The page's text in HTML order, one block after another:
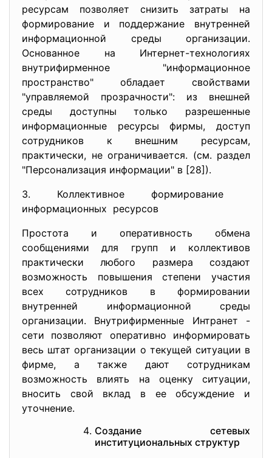
ресурсам позволяет снизить затраты на
формирование и поддержание внутренней
информационной среды организации.
Основанное на Интернет-технологиях
внутрифирменное "информационное
пространство" обладает свойствами
"управляемой прозрачности": из внешней
среды доступны только разрешенные
информационные ресурсы фирмы, доступ
сотрудников к внешним ресурсам,
практически, не ограничивается. (см. раздел
"Персонализация информации" в [28]).
3. Коллективное формирование
информационных ресурсов
Простота и оперативность обмена
сообщениями для групп и коллективов
практически любого размера создают
возможность повышения степени участия
всех сотрудников в формировании
внутренней информационной среды
организации. Внутрифирменные Интранет -
сети позволяют оперативно информировать
весь штат организации о текущей ситуации в
фирме, а также дают сотрудникам
возможность влиять на оценку ситуации,
вносить свой вклад в ее обсуждение и
уточнение.
Создание сетевых
институциональных структур